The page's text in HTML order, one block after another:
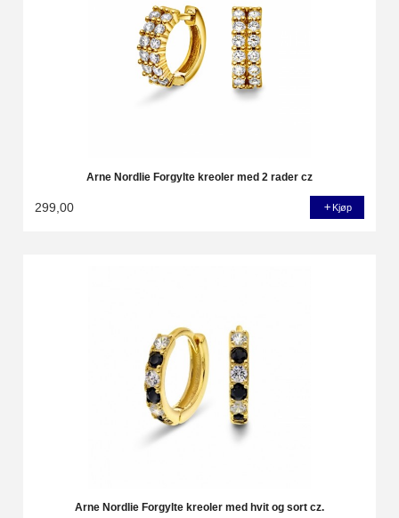
Arne Nordlie Forgylte kreoler med 2 rader cz
299,00 Kjøp
Arne Nordlie Forgylte kreoler med hvit og sort cz.